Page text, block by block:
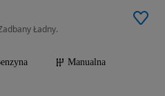
Ładny.
Manualna